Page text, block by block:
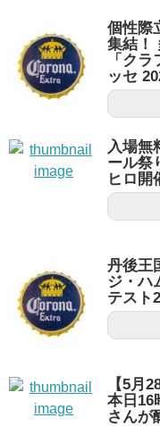
個性際
集結！
「ク
ッセ
入場無
ール祭
ヒロ開
丹後王
ジ・ハ
テスト
【5月
本日16
さんが